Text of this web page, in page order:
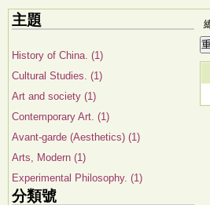
主題
History of China. (1)
Cultural Studies. (1)
Art and society (1)
Contemporary Art. (1)
Avant-garde (Aesthetics) (1)
Arts, Modern (1)
Experimental Philosophy. (1)
分類號